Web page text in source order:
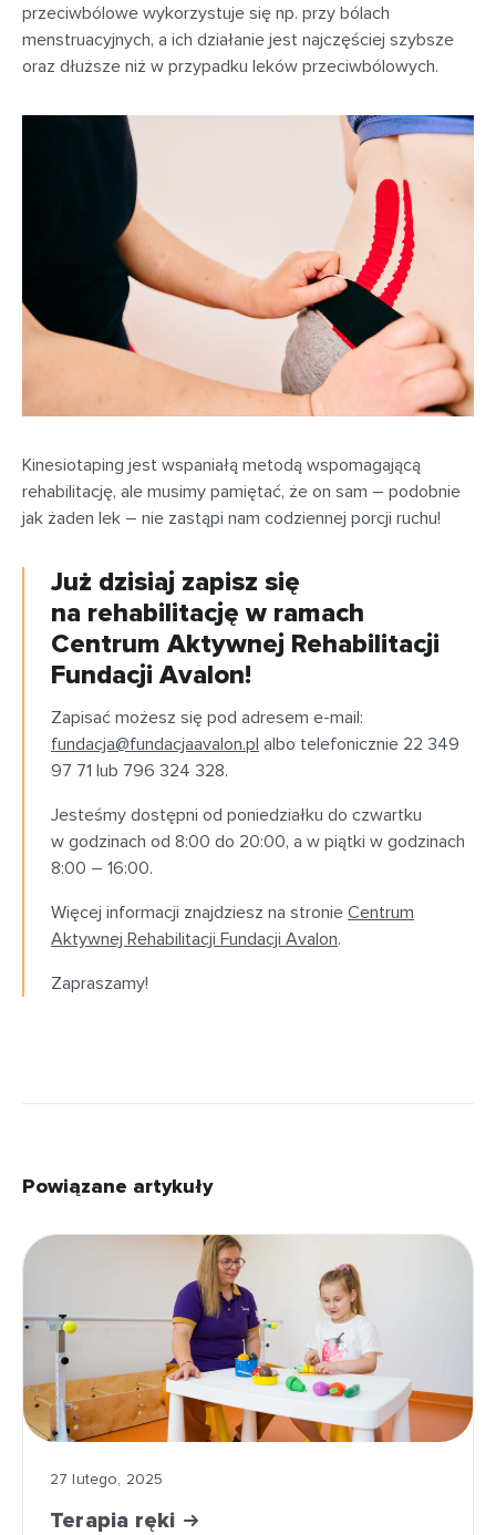
przeciwbólowe wykorzystuje się np. przy bólach
menstruacyjnych, a ich działanie jest najczęściej szybsze
oraz dłuższe niż w przypadku leków przeciwbólowych.
Kinesiotaping jest wspaniałą metodą wspomagającą
rehabilitację, ale musimy pamiętać, że on sam – podobnie
jak żaden lek – nie zastąpi nam codziennej porcji ruchu!
Już dzisiaj zapisz się
na rehabilitację w ramach
Centrum Aktywnej Rehabilitacji
Fundacji Avalon!
Zapisać możesz się pod adresem e-mail:
fundacja@fundacjaavalon.pl albo telefonicznie 22 349
97 71 lub 796 324 328.
Jesteśmy dostępni od poniedziałku do czwartku
w godzinach od 8:00 do 20:00, a w piątki w godzinach
8:00 – 16:00.
Więcej informacji znajdziesz na stronie Centrum
Aktywnej Rehabilitacji Fundacji Avalon.
Zapraszamy!
Powiązane artykuły
27 lutego, 2025
Terapia ręki